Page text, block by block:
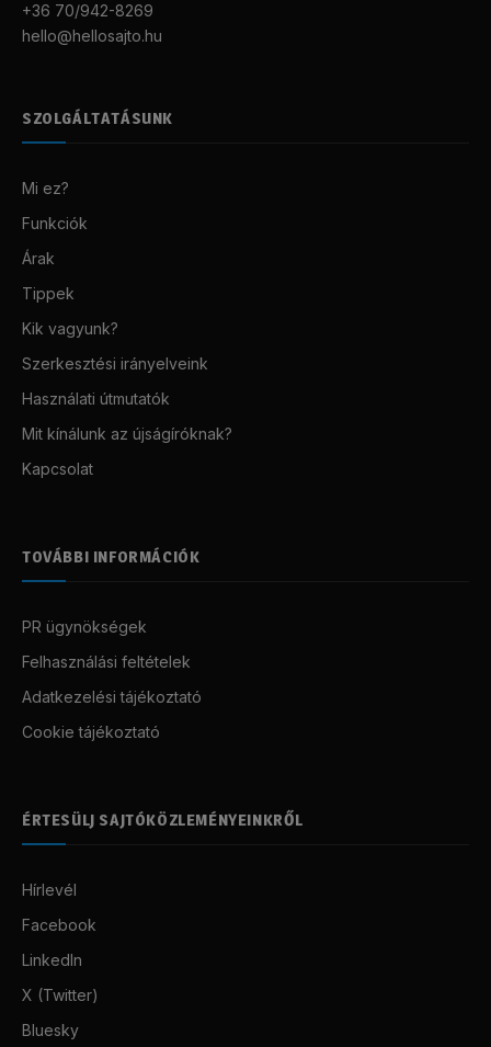
+36 70/942-8269
hello@hellosajto.hu
SZOLGÁLTATÁSUNK
Mi ez?
Funkciók
Árak
Tippek
Kik vagyunk?
Szerkesztési irányelveink
Használati útmutatók
Mit kínálunk az újságíróknak?
Kapcsolat
TOVÁBBI INFORMÁCIÓK
PR ügynökségek
Felhasználási feltételek
Adatkezelési tájékoztató
Cookie tájékoztató
ÉRTESÜLJ SAJTÓKÖZLEMÉNYEINKRŐL
Hírlevél
Facebook
LinkedIn
X (Twitter)
Bluesky